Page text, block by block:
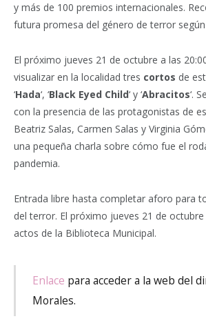
y más de 100 premios internacionales.
futura promesa del género de terror
El próximo jueves 21 de octubre a las
visualizar en la localidad tres cortos de
‘Hada‘, ‘Black Eyed Child‘ y ‘Abracitos‘.
con la presencia de las protagonistas de
Beatriz Salas, Carmen Salas y Virginia
una pequeña charla sobre cómo fue el
pandemia.
Entrada libre hasta completar aforo para
del terror. El próximo jueves 21 de
actos de la Biblioteca Municipal.
Enlace para acceder a la web del
Morales.